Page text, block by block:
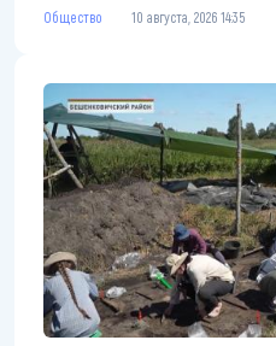
Общество 10 августа, 2026 14:35